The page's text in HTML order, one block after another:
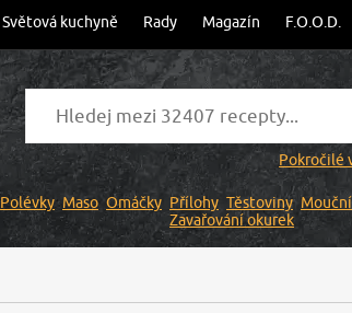
Světová kuchyně Rady Magazín F.O.O.D.
Pokročilé
Polévky Maso Omáčky Přílohy Těstoviny
Zavařování okurek